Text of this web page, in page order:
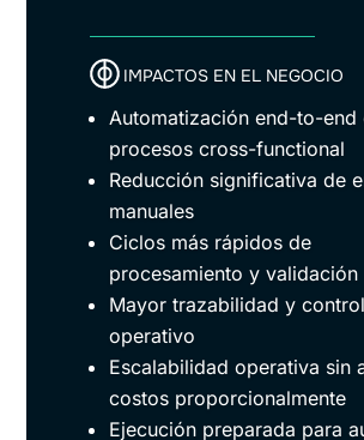
IMPACTOS EN EL NEGOCIO
Automatización end-to-end
procesos cross-functional
Reducción significativa de
manuales
Ciclos más rápidos de
procesamiento y validación
Mayor trazabilidad y control
operativo
Escalabilidad operativa sin
costos proporcionalmente
Ejecución preparada para